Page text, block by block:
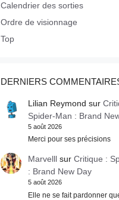
Calendrier des sorties
Ordre de visionnage
Top
DERNIERS
Lilian Reymond sur
Spider-Man : Brand
5 août 2026
Merci pour ses précisions
Marvelllsur Critique :
: Brand New Day
5 août 2026
Elle ne se fait pardonner